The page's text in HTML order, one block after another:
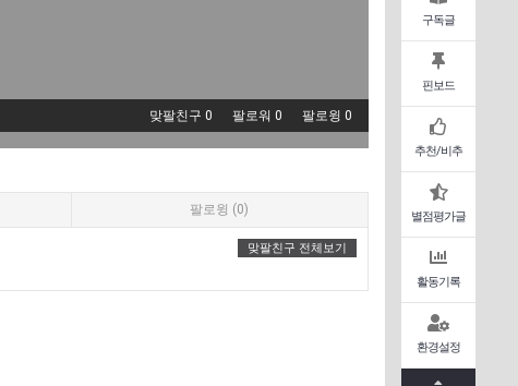
구독글
핀보드
추천/비추
별점평가글
활동기록
환경설정
맞팔친구 0 팔로워 0 팔로윙 0
팔로윙 (0)
맞팔친구 전체보기